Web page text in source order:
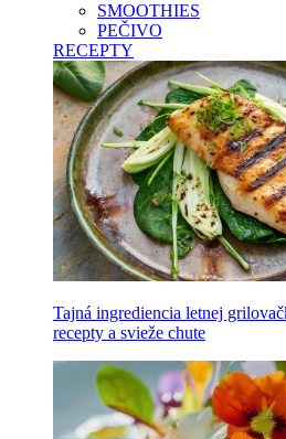
SMOOTHIES
PEČIVO
RECEPTY
Tajná ingrediencia letnej
recepty a svieže chute